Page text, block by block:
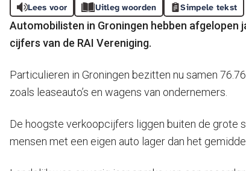
Lees voor Uitleg woorden Simpele tekst
Automobilisten in Groningen hebben afgelopen
cijfers van de RAI Vereniging.
Particulieren in Groningen bezitten nu samen
zoals leaseauto’s en wagens van ondernemers.
De hoogste verkoopcijfers liggen buiten de grote
mensen met een eigen auto lager dan het